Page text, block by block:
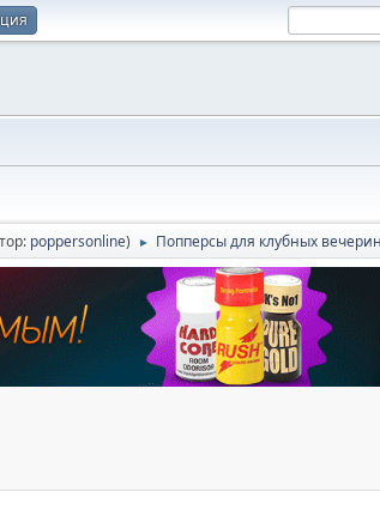
poppersonline) ► Попперсы для клубных